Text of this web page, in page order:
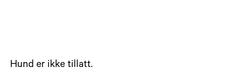
Hund er ikke tillatt.